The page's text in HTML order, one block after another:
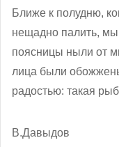
Ближе к полудню,
нещадно палить,
поясницы ныли от
лица были
радостью: такая
В.Давыдов